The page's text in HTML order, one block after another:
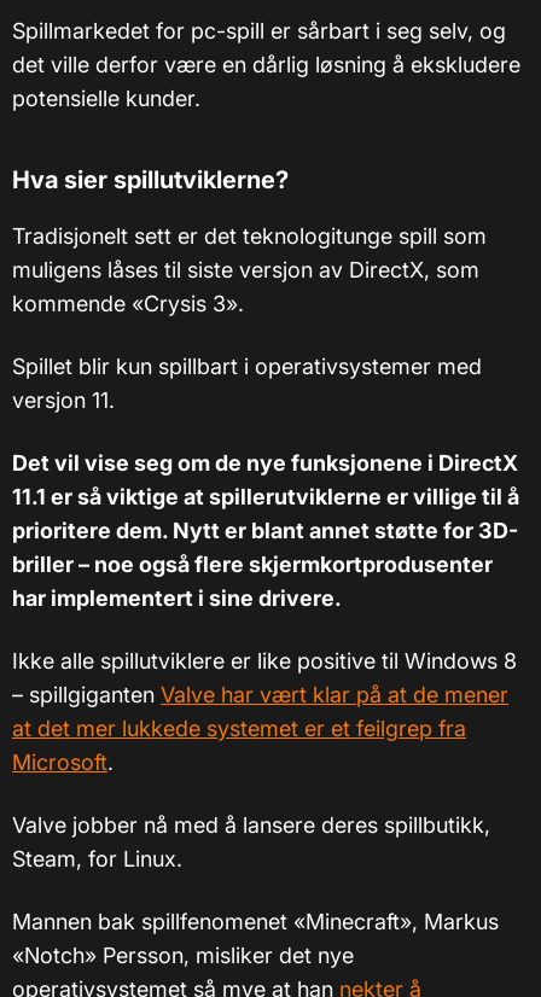
Spillmarkedet for pc-spill er sårbart i seg selv, og
det ville derfor være en dårlig løsning å ekskludere
potensielle kunder.
Hva sier spillutviklerne?
Tradisjonelt sett er det teknologitunge spill som
muligens låses til siste versjon av DirectX, som
kommende «Crysis 3».
Spillet blir kun spillbart i operativsystemer med
versjon 11.
Det vil vise seg om de nye funksjonene i DirectX
11.1 er så viktige at spillerutviklerne er villige til å
prioritere dem. Nytt er blant annet støtte for 3D-
briller – noe også flere skjermkortprodusenter
har implementert i sine drivere.
Ikke alle spillutviklere er like positive til Windows 8
– spillgiganten Valve har vært klar på at de mener
at det mer lukkede systemet er et feilgrep fra
Microsoft.
Valve jobber nå med å lansere deres spillbutikk,
Steam, for Linux.
Mannen bak spillfenomenet «Minecraft», Markus
«Notch» Persson, misliker det nye
operativsystemet så mye at han nekter å